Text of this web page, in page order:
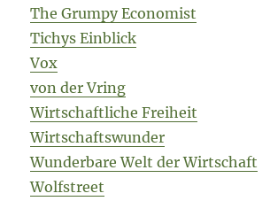
The Grumpy Economist
Tichys Einblick
Vox
von der Vring
Wirtschaftliche Freiheit
Wirtschaftswunder
Wunderbare Welt der Wirtschaft
Wolfstreet